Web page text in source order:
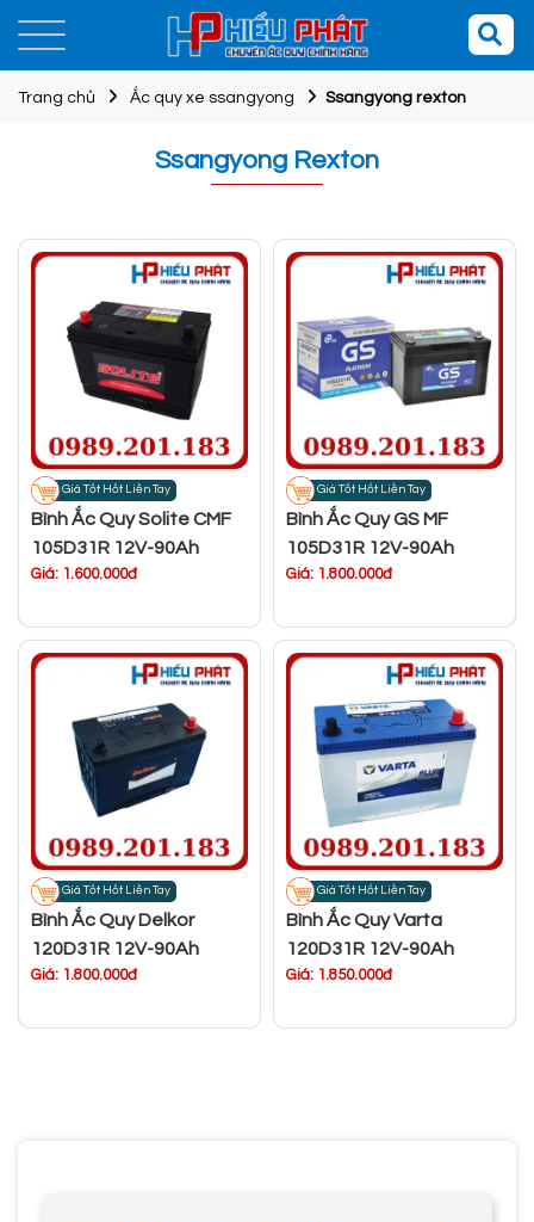
Trang chủ Ắc quy xe ssangyong Ssangyong rexton
Ssangyong Rexton
Giá Tốt Hốt Liền Tay
Bình Ắc Quy Solite CMF
105D31R 12V-90Ah
Giá: 1.600.000đ
Giá Tốt Hốt Liền Tay
Bình Ắc Quy GS MF
105D31R 12V-90Ah
Giá: 1.800.000đ
Giá Tốt Hốt Liền Tay
Bình Ắc Quy Delkor
120D31R 12V-90Ah
Giá: 1.800.000đ
Giá Tốt Hốt Liền Tay
Bình Ắc Quy Varta
120D31R 12V-90Ah
Giá: 1.850.000đ